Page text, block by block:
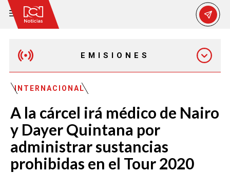
EMISIONES
MAÑANA EXPRESS
EMISIÓN 12:30 PM
EMISIÓN 7:00 PM
INTERNACIONAL
A la cárcel irá médico de Nairo
y Dayer Quintana por
administrar sustancias
prohibidas en el Tour 2020